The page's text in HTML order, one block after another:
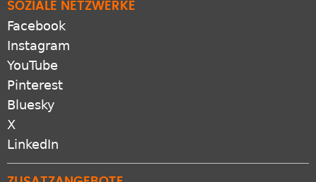
SOZIALE NETZWERKE
Facebook
Instagram
YouTube
Pinterest
Bluesky
X
LinkedIn